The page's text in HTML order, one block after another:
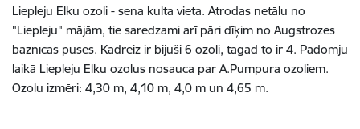
Liepleju Elku ozoli - sena kulta vieta. Atrodas netālu no
"Liepleju" mājām, tie saredzami arī pāri dīķim no Augstrozes
baznīcas puses. Kādreiz ir bijuši 6 ozoli, tagad to ir 4. Padomju
laikā Liepleju Elku ozolus nosauca par A.Pumpura ozoliem.
Ozolu izmēri: 4,30 m, 4,10 m, 4,0 m un 4,65 m.